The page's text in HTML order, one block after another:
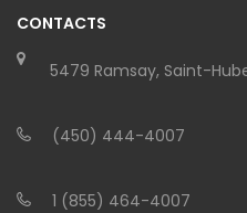
CONTACTS
5479 Ramsay, Saint-
(450) 444-4007
1 (855) 464-4007